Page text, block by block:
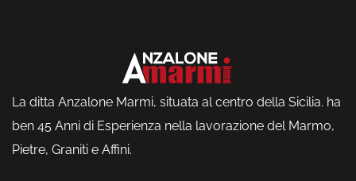
La ditta Anzalone Marmi, situata al centro della Sicilia. ha
ben 45 Anni di Esperienza nella lavorazione del Marmo,
Pietre, Graniti e Affini.